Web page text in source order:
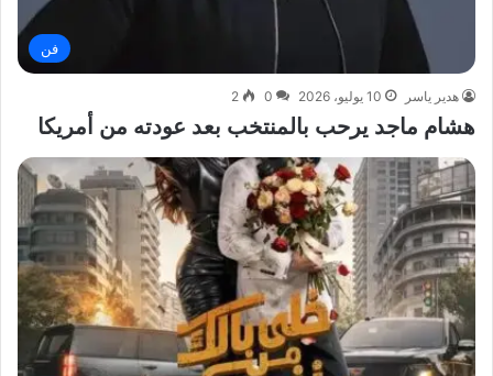
فن
هدير ياسر 10 يوليو، 2026 0
2
هشام ماجد يرحب بالمنتخب بعد عودته من أمريكا